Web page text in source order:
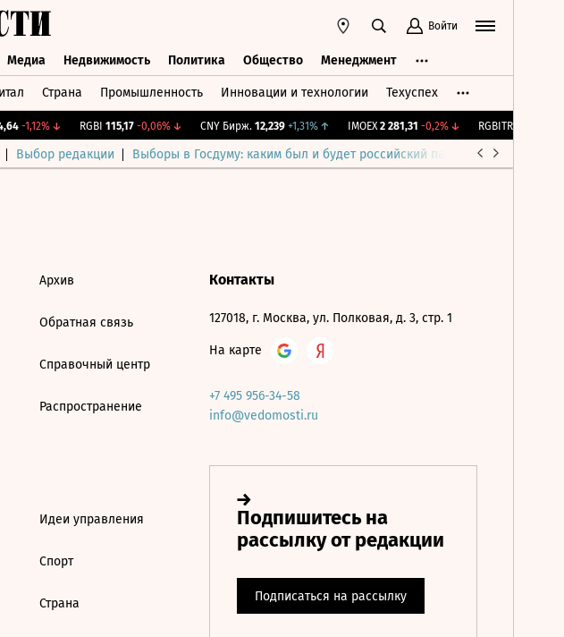
Войти
Медиа Недвижимость Политика Общество Менеджмент
Страна Промышленность Инновации и технологии Техуспех
-1,12%↓ RGBI 115,17 -0,06%↓ CNY Бирж. 12,239 +1,31%↑ IMOEX 2 281,31 -0,2%↓ RGBITR 775,48
Выбор редакции Выборы в Госдуму: каким был и будет российский парламент
Архив
Обратная связь
Справочный центр
Распространение
Идеи управления
Спорт
Страна
Контакты
127018, г. Москва, ул. Полковая, д. 3, стр. 1
На карте
+7 495 956-34-58
info@vedomosti.ru